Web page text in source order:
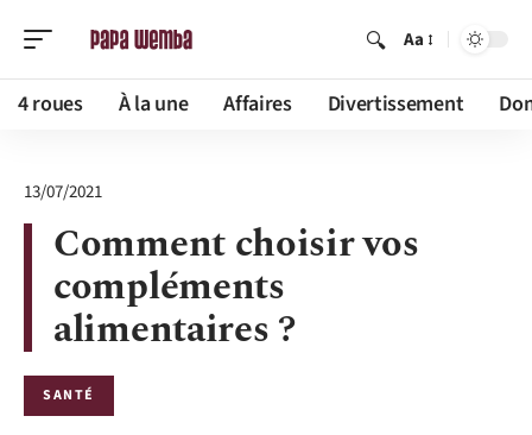
Aa
4 roues À la une Affaires Divertissement
13/07/2021
Comment choisir vos
compléments
alimentaires ?
SANTÉ